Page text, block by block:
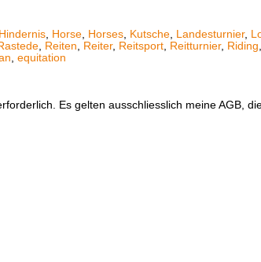
Hindernis Horse Horses Kutsche Landesturnier,
Reiten Reiter, Reitsport Reitturnier, Riding
equitation
Es gelten ausschliesslich meine AGB,